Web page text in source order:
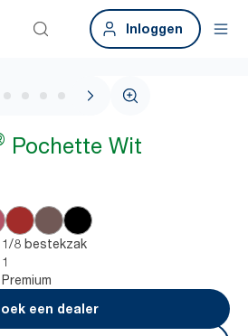
Inloggen
1 / 5
Pochette Wit
1/8 bestekzak
1
Premium
een dealer